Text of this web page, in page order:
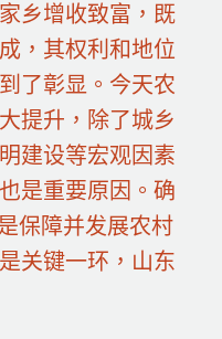
乡增收致富，既
，其权利和地位
了彰显。今天农
提升，除了城乡
建设等宏观因素
是重要原因。确
保障并发展农村
关键一环，山东